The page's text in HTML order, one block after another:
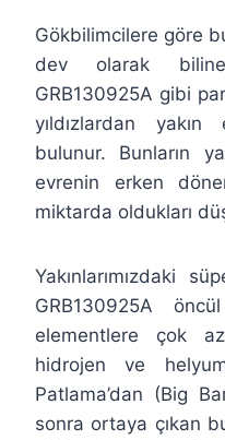
Gökbilimcilere göre
dev olarak
GRB130925A gibi
yıldızlardan
bulunur. Bunların
evrenin erken
miktarda oldukları
Yakınlarımızdaki
GRB130925A
elementlere çok
hidrojen ve
Patlama’dan (Big
sonra ortaya çıkan